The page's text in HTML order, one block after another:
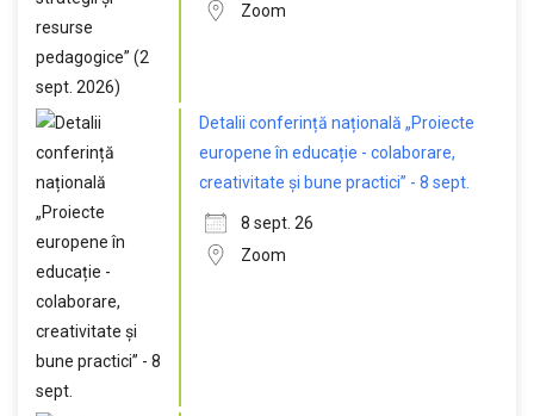
Zoom
Detalii conferință națională „Proiecte
europene în educație - colaborare,
creativitate și bune practici” - 8 sept.
8 sept. 26
Zoom